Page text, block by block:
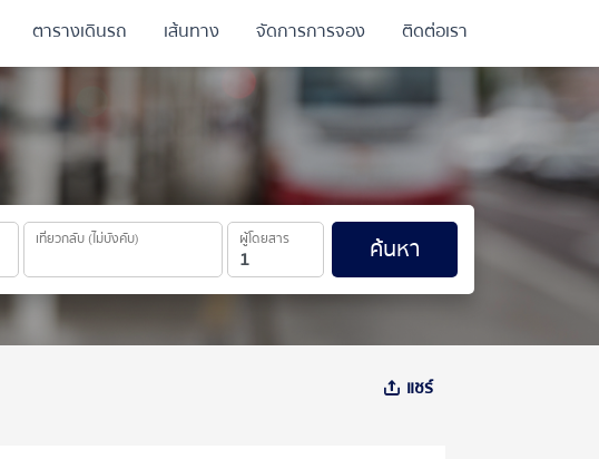
เที่ยวกลับ (ไม่บังคับ) ผู้โดยสาร ค้นหา
ตารางเดินรถ เส้นทาง จัดการการจอง ติดต่อเรา
แชร์